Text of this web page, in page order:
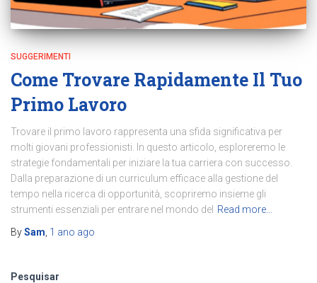
SUGGERIMENTI
Come Trovare Rapidamente Il Tuo
Primo Lavoro
Trovare il primo lavoro rappresenta una sfida significativa per
molti giovani professionisti. In questo articolo, esploreremo le
strategie fondamentali per iniziare la tua carriera con successo.
Dalla preparazione di un curriculum efficace alla gestione del
tempo nella ricerca di opportunità, scopriremo insieme gli
strumenti essenziali per entrare nel mondo del Read more…
BySam 1 ano ago
Pesquisar